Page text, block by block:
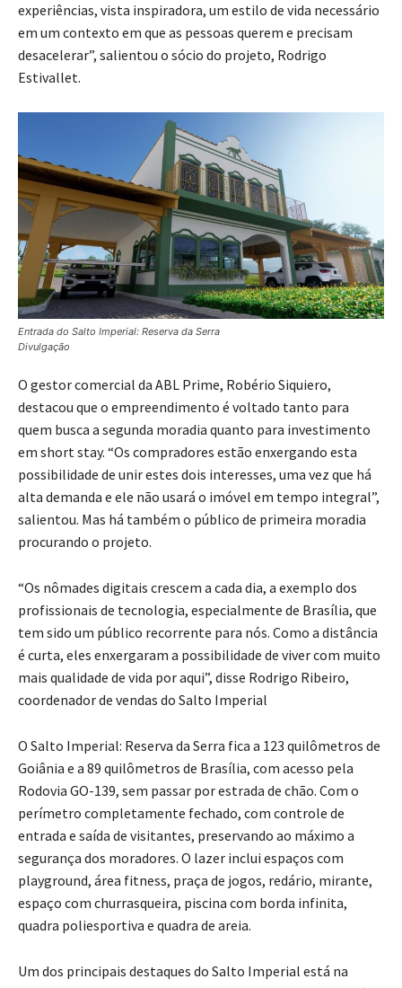
experiências, vista inspiradora, um estilo de vida necessário
em um contexto em que as pessoas querem e precisam
desacelerar”, salientou o sócio do projeto, Rodrigo
Estivallet.
Entrada do Salto Imperial: Reserva da Serra
Divulgação
O gestor comercial da ABL Prime, Robério Siquiero,
destacou que o empreendimento é voltado tanto para
quem busca a segunda moradia quanto para investimento
em short stay. “Os compradores estão enxergando esta
possibilidade de unir estes dois interesses, uma vez que há
alta demanda e ele não usará o imóvel em tempo integral”,
salientou. Mas há também o público de primeira moradia
procurando o projeto.
“Os nômades digitais crescem a cada dia, a exemplo dos
profissionais de tecnologia, especialmente de Brasília, que
tem sido um público recorrente para nós. Como a distância
é curta, eles enxergaram a possibilidade de viver com muito
mais qualidade de vida por aqui”, disse Rodrigo Ribeiro,
coordenador de vendas do Salto Imperial
O Salto Imperial: Reserva da Serra fica a 123 quilômetros de
Goiânia e a 89 quilômetros de Brasília, com acesso pela
Rodovia GO-139, sem passar por estrada de chão. Com o
perímetro completamente fechado, com controle de
entrada e saída de visitantes, preservando ao máximo a
segurança dos moradores. O lazer inclui espaços com
playground, área fitness, praça de jogos, redário, mirante,
espaço com churrasqueira, piscina com borda infinita,
quadra poliesportiva e quadra de areia.
Um dos principais destaques do Salto Imperial está na